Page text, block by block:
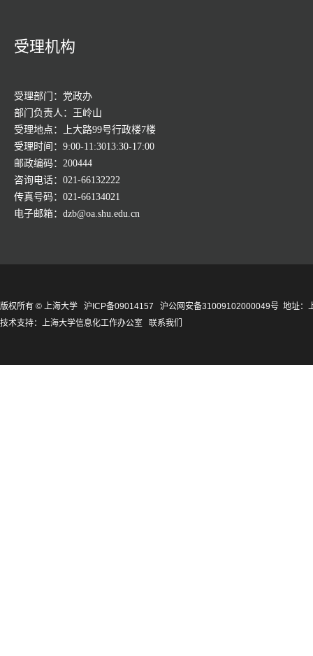
受理机构
受理部门：党政办
部门负责人：王岭山
受理地点：上大路99号行政楼7楼
受理时间：9:00-11:3013:30-17:00
邮政编码：200444
咨询电话：021-66132222
传真号码：021-66134021
电子邮箱：dzb@oa.shu.edu.cn
版权所有 © 上海大学 沪ICP备09014157 沪公网安备31009102000049号 地址：
技术支持： 上海大学信息化工作办公室 联系我们